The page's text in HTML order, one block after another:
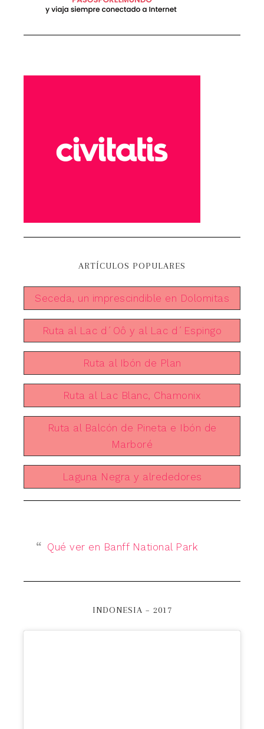
ARTÍCULOS POPULARES
Seceda, un imprescindible en Dolomitas
Ruta al Lac d´Oô y al Lac d´Espingo
Ruta al Ibón de Plan
Ruta al Lac Blanc, Chamonix
Ruta al Balcón de Pineta e Ibón de
Marboré
Laguna Negra y alrededores
Qué ver en Banff National Park
INDONESIA – 2017